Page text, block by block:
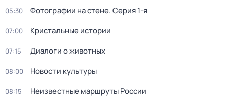
05:30 Фотографии на стене. Серия 1-я
07:00 Кристальные истории
07:15 Диалоги о животных
08:00 Новости культуры
08:15 Неизвестные маршруты России